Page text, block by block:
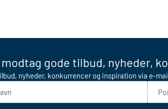
gode tilbud, nyheder,
nyheder, konkurrencer og inspiration via e-